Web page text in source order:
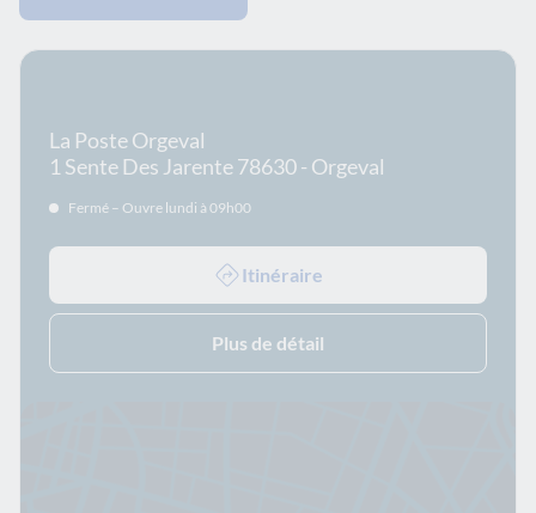
La Poste Orgeval
1 Sente Des Jarente 78630 - Orgeval
Fermé – Ouvre lundi à 09h00
Itinéraire
Plus de détail